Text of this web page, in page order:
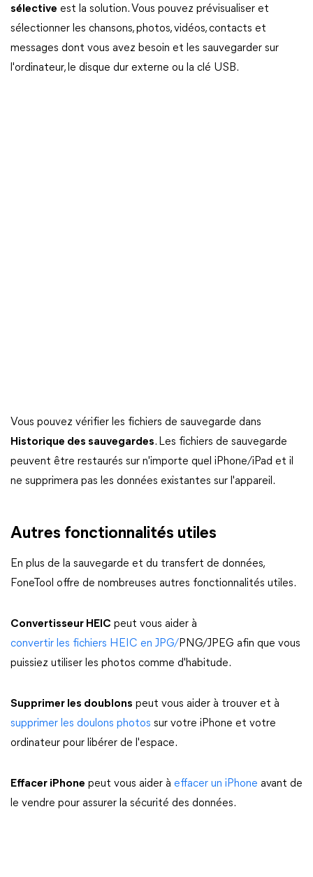
sélective est la solution. Vous pouvez prévisualiser et
sélectionner les chansons, photos, vidéos, contacts et
messages dont vous avez besoin et les sauvegarder sur
l'ordinateur, le disque dur externe ou la clé USB.
Vous pouvez vérifier les fichiers de sauvegarde dans
Historique des sauvegardes. Les fichiers de sauvegarde
peuvent être restaurés sur n'importe quel iPhone/iPad et il
ne supprimera pas les données existantes sur l'appareil.
Autres fonctionnalités utiles
En plus de la sauvegarde et du transfert de données,
FoneTool offre de nombreuses autres fonctionnalités utiles.
Convertisseur HEIC peut vous aider à
convertir les fichiers HEIC en JPG/ PNG/JPEG afin que vous
puissiez utiliser les photos comme d'habitude.
Supprimer les doublons peut vous aider à trouver et à
supprimer les doulons photos sur votre iPhone et votre
ordinateur pour libérer de l'espace.
Effacer iPhone peut vous aider à effacer un iPhone avant de
le vendre pour assurer la sécurité des données.